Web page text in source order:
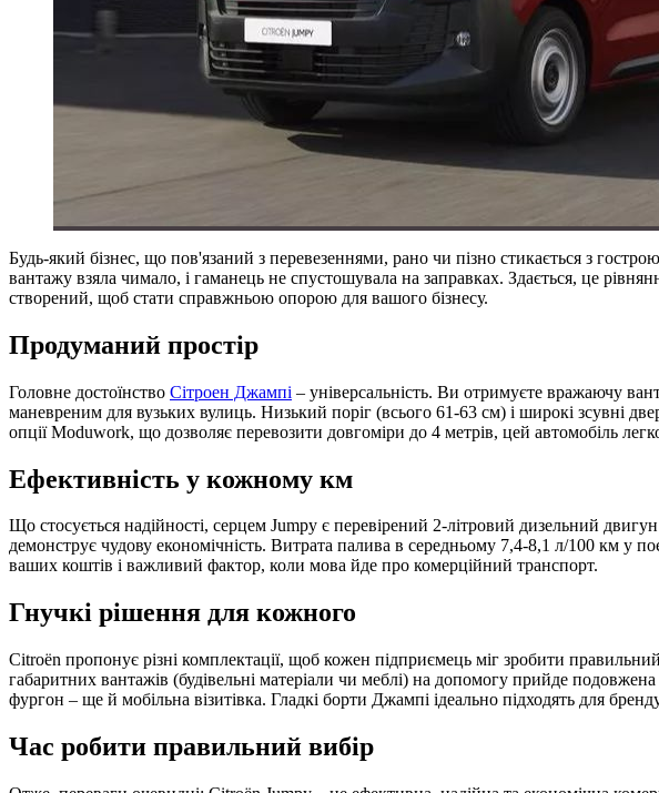
Будь-який бізнес, що пов'язаний з перевезеннями, рано чи пізно стикається з
вантажу взяла чимало, і гаманець не спустошувала на заправках. Здається, це
створений, щоб стати справжньою опорою для вашого бізнесу.
Продуманий простір
Головне достоїнство Сітроен Джампі – універсальність. Ви отримуєте вражаючу
маневреним для вузьких вулиць. Низький поріг (всього 61-63 см) і широкі зсувні
опції Moduwork, що дозволяє перевозити довгоміри до 4 метрів, цей автомобіль
Ефективність у кожному км
Що стосується надійності, серцем Jumpy є перевірений 2-літровий дизельний
демонструє чудову економічність. Витрата палива в середньому 7,4-8,1 л/100 км у
ваших коштів і важливий фактор, коли мова йде про комерційний транспорт.
Гнучкі рішення для кожного
Citroën пропонує різні комплектації, щоб кожен підприємець міг зробити
габаритних вантажів (будівельні матеріали чи меблі) на допомогу прийде
фургон – ще й мобільна візитівка. Гладкі борти Джампі ідеально підходять для
Час робити правильний вибір